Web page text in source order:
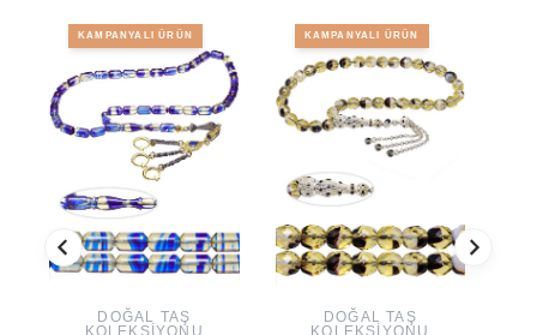
KAMPANYALI ÜRÜN
DOĞAL TAŞ
KAMPANYALI ÜRÜN
DOĞAL TAŞ